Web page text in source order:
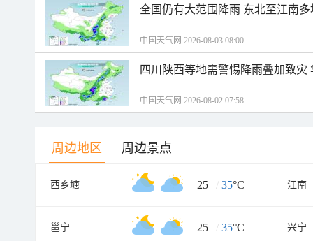
全国仍有大范围降雨 东北至江南
中国天气网 2026-08-03 08:00
四川陕西等地需警惕降雨叠加致
中国天气网 2026-08-02 07:58
周边地区 周边景点
西乡塘 25 / 35°C 江南
邕宁 25 / 35°C 兴宁